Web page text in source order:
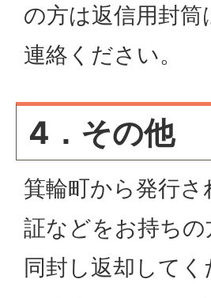
の方は返信用封
連絡ください。
4．その他
箕輪町から発行
証などをお持ち
同封し返却してく